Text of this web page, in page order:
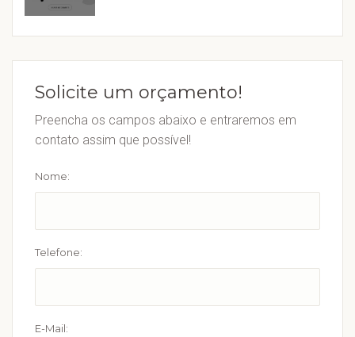
Solicite um orçamento!
Preencha os campos abaixo e entraremos em
contato assim que possível!
Nome:
Telefone:
E-Mail: